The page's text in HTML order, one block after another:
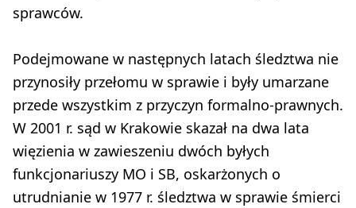
sprawców.
Podejmowane w następnych latach śledztwa nie
przynosiły przełomu w sprawie i były umarzane
przede wszystkim z przyczyn formalno-prawnych.
W 2001 r. sąd w Krakowie skazał na dwa lata
więzienia w zawieszeniu dwóch byłych
funkcjonariuszy MO i SB, oskarżonych o
utrudnianie w 1977 r. śledztwa w sprawie śmierci